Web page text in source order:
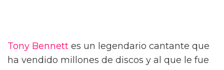
Tony Bennett es un legendario cantante que
ha vendido millones de discos y al que le fue